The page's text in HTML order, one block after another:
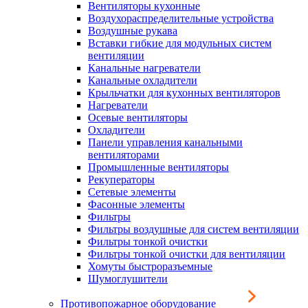
Вентиляторы кухонные
Воздухораспределительные устройства
Воздушные рукава
Вставки гибкие для модульных систем
вентиляции
Канальные нагреватели
Канальные охладители
Крыльчатки для кухонных вентиляторов
Нагреватели
Осевые вентиляторы
Охладители
Панели управления канальными
вентиляторами
Промышленные вентиляторы
Рекуператоры
Сетевые элементы
Фасонные элементы
Фильтры
Фильтры воздушные для систем вентиляции
Фильтры тонкой очистки
Фильтры тонкой очистки для вентиляции
Хомуты быстроразъемные
Шумоглушители
Противопожарное оборудование